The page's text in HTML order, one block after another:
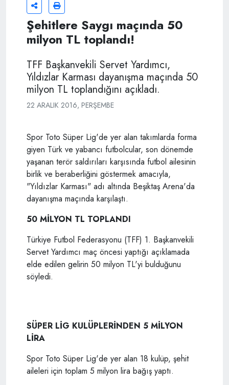
Şehitlere Saygı maçında 50
milyon TL toplandı!
TFF Başkanvekili Servet Yardımcı,
Yıldızlar Karması dayanışma maçında 50
milyon TL toplandığını açıkladı.
22 ARALIK 2016, PERŞEMBE
Spor Toto Süper Lig'de yer alan takımlarda forma
giyen Türk ve yabancı futbolcular, son dönemde
yaşanan terör saldırıları karşısında futbol ailesinin
birlik ve beraberliğini göstermek amacıyla,
"Yıldızlar Karması" adı altında Beşiktaş Arena'da
dayanışma maçında karşılaştı.
50 MİLYON TL TOPLANDI
Türkiye Futbol Federasyonu (TFF) 1. Başkanvekili
Servet Yardımcı maç öncesi yaptığı açıklamada
elde edilen gelirin 50 milyon TL'yi bulduğunu
söyledi.
SÜPER LİG KULÜPLERİNDEN 5 MİLYON
LİRA
Spor Toto Süper Lig'de yer alan 18 kulüp, şehit
aileleri için toplam 5 milyon lira bağış yaptı.